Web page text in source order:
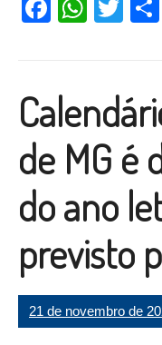
Facebook
de MG é
do ano
previsto
21 de novembro de